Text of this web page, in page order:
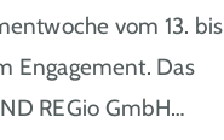
vom 13. bis
Engagement. Das
REGio GmbH…